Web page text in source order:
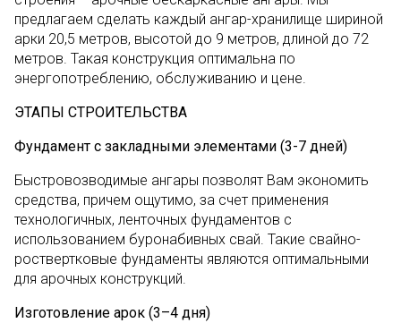
предлагаем сделать каждый ангар-хранилище шириной
арки 20,5 метров, высотой до 9 метров, длиной до 72
метров. Такая конструкция оптимальна по
энергопотреблению, обслуживанию и цене.
ЭТАПЫ СТРОИТЕЛЬСТВА
Фундамент с закладными элементами (3-7 дней)
Быстровозводимые ангары позволят Вам экономить
средства, причем ощутимо, за счет применения
технологичных, ленточных фундаментов с
использованием буронабивных свай. Такие свайно-
роствертковые фундаменты являются оптимальными
для арочных конструкций.
Изготовление арок (3–4 дня)